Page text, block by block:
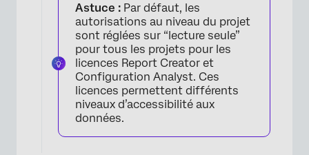
×
Astuce : Par défaut, les
autorisations au niveau du projet
sont réglées sur “lecture seule”
pour tous les projets pour les
licences Report Creator et
Configuration Analyst. Ces
licences permettent différents
niveaux d’accessibilité aux
données.